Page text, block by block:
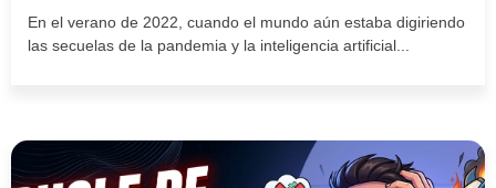
En el verano de 2022, cuando el mundo aún estaba digiriendo
las secuelas de la pandemia y la inteligencia artificial...